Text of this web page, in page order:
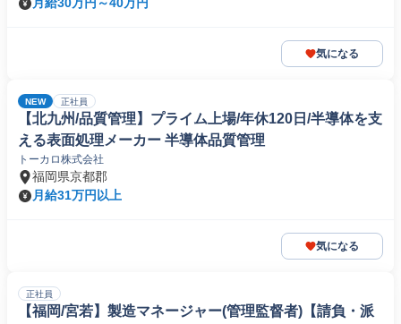
気になる
NEW 正社員
【北九州/品質管理】プライム上場/年休120日/半導体を支
える表面処理メーカー 半導体品質管理
トーカロ株式会社
福岡県京都郡
月給31万円以上
気になる
正社員
【福岡/宮若】製造マネージャー(管理監督者)【請負・派